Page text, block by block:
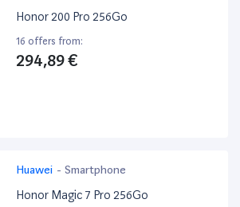
Honor 200 Pro 256Go
16 offers from:
294,89 €
Huawei - Smartphone
Honor Magic 7 Pro 256Go